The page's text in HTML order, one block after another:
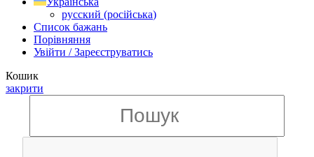
русский (російська)
Список бажань
Порівняння
Увійти / Зареєструватись
Кошик
закрити